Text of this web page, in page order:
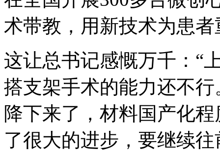
术带教，用新技术为患者
这让总书记感慨万千：“
搭支架手术的能力还不
降下来了，材料国产化
了很大的进步，要继续